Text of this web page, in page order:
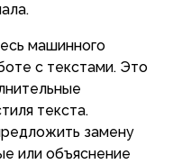
машинного
с текстами. Это
текста.
замену
или объяснение